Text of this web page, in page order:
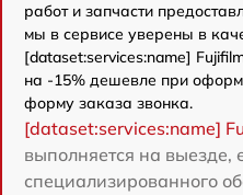
работ и запчасти
мы в сервисе уверены в
[dataset:services:name]
на -15% дешевле при
форму заказа звонка.
[dataset:services:name]
выполняется на выезде,
специализированного